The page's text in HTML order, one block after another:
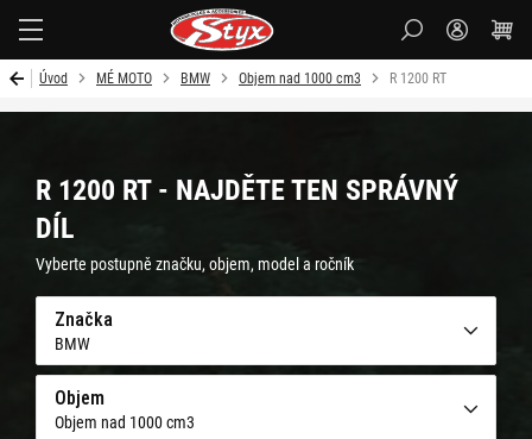
Úvod MÉ MOTO BMW Objem nad 1000 cm3 R 1200 RT
R 1200 RT - NAJDĚTE TEN SPRÁVNÝ
DÍL
Vyberte postupně značku, objem, model a ročník
Značka
BMW
Objem
Objem nad 1000 cm3